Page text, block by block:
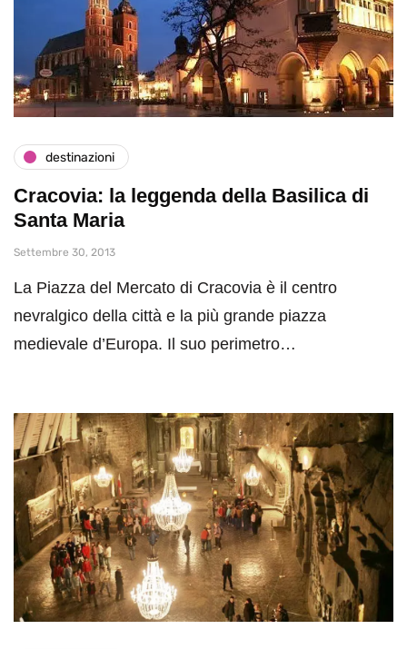
destinazioni
Cracovia: la leggenda della Basilica di
Santa Maria
Settembre 30, 2013
La Piazza del Mercato di Cracovia è il centro
nevralgico della città e la più grande piazza
medievale d’Europa. Il suo perimetro…